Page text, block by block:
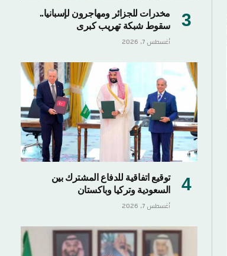
مخدرات للجزائر ومهاجرون لإسبانيا..
سقوط شبكة تهريب كبرى
أغسطس 7, 2026
توقيع اتفاقية للدفاع المشترك بين
السعودية وتركيا وباكستان
أغسطس 7, 2026